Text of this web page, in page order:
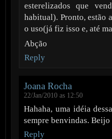
esterelizados que
habitual). Pronto, estão
o uso(já fiz isso e, até
Abção
Reply
Joana Rocha
22/Jan/2010 as 12:50
Hahaha, uma idéia
sempre benvindas. Beijo
Reply